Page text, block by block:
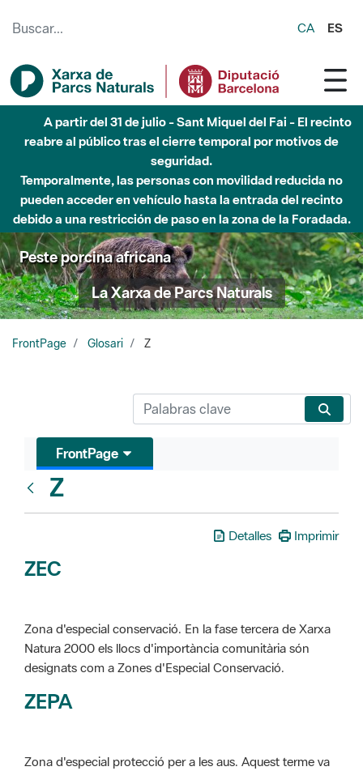
CA ES
A partir del 31 de julio - Sant Miquel del Fai - El recinto
reabre al público tras el cierre temporal por motivos de
seguridad.
Temporalmente, las personas con movilidad reducida no
pueden acceder en vehículo hasta la entrada del recinto
debido a una restricción de paso en la zona de la Foradada.
Peste porcina africana
La Xarxa de Parcs Naturals
FrontPage Glosari Z
FrontPage
Z
Detalles Imprimir
ZEC
Zona d'especial conservació. En la fase tercera de Xarxa
Natura 2000 els llocs d'importància comunitària són
designats com a Zones d'Especial Conservació.
ZEPA
Zona d'especial protecció per a les aus. Aquest terme va